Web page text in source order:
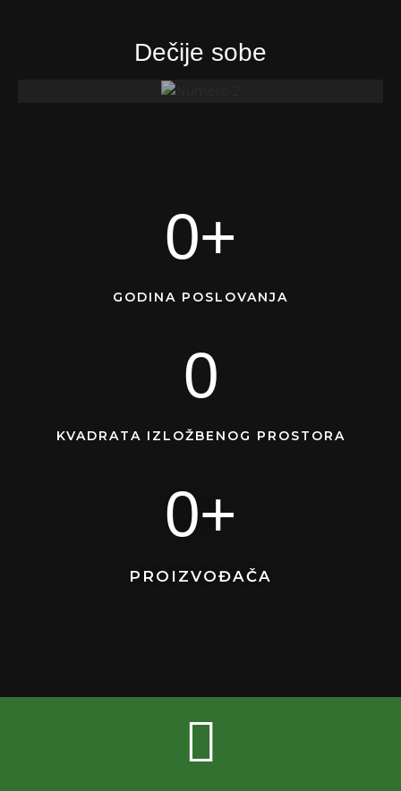
Dečije sobe
GODINA POSLOVANJA
0+
KVADRATA IZLOŽBENOG PROSTORA
0
PROIZVOĐAČA
0+